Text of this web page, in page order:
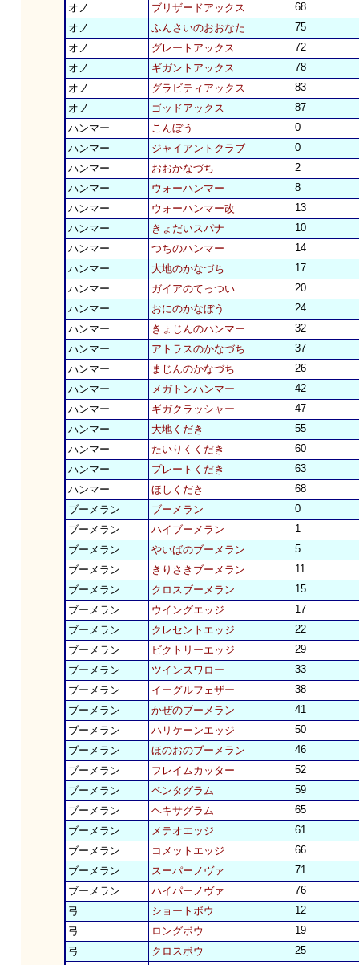
オノ
ブリザードアックス
68
オノ
ふんさいのおおなた
75
オノ
グレートアックス
72
オノ
ギガントアックス
78
オノ
グラビティアックス
83
オノ
ゴッドアックス
87
ハンマー
こんぼう
0
ハンマー
ジャイアントクラブ
0
ハンマー
おおかなづち
2
ハンマー
ウォーハンマー
8
ハンマー
ウォーハンマー改
13
ハンマー
きょだいスパナ
10
ハンマー
つちのハンマー
14
ハンマー
大地のかなづち
17
ハンマー
ガイアのてっつい
20
ハンマー
おにのかなぼう
24
ハンマー
きょじんのハンマー
32
ハンマー
アトラスのかなづち
37
ハンマー
まじんのかなづち
26
ハンマー
メガトンハンマー
42
ハンマー
ギガクラッシャー
47
ハンマー
大地くだき
55
ハンマー
たいりくくだき
60
ハンマー
プレートくだき
63
ハンマー
ほしくだき
68
ブーメラン
ブーメラン
0
ブーメラン
ハイブーメラン
1
ブーメラン
やいばのブーメラン
5
ブーメラン
きりさきブーメラン
11
ブーメラン
クロスブーメラン
15
ブーメラン
ウイングエッジ
17
ブーメラン
クレセントエッジ
22
ブーメラン
ビクトリーエッジ
29
ブーメラン
ツインスワロー
33
ブーメラン
イーグルフェザー
38
ブーメラン
かぜのブーメラン
41
ブーメラン
ハリケーンエッジ
50
ブーメラン
ほのおのブーメラン
46
ブーメラン
フレイムカッター
52
ブーメラン
ペンタグラム
59
ブーメラン
ヘキサグラム
65
ブーメラン
メテオエッジ
61
ブーメラン
コメットエッジ
66
ブーメラン
スーパーノヴァ
71
ブーメラン
ハイパーノヴァ
76
弓
ショートボウ
12
弓
ロングボウ
19
弓
クロスボウ
25